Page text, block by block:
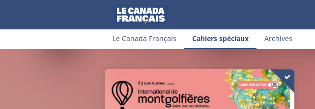
Le Canada Français Cahiers spéciaux Archives